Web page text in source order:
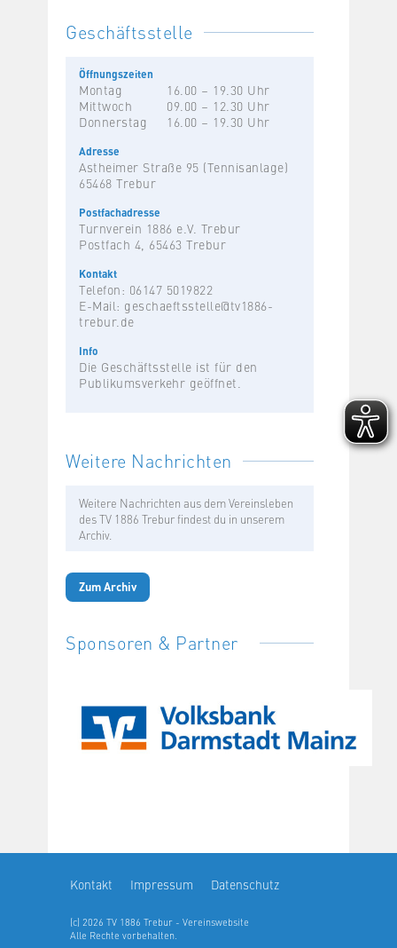
Geschäftsstelle
Öffnungszeiten
Montag
16.00 – 19.30 Uhr
Mittwoch
09.00 – 12.30 Uhr
Donnerstag
16.00 – 19.30 Uhr
Adresse
Astheimer Straße 95 (Tennisanlage)
65468 Trebur
Postfachadresse
Turnverein 1886 e.V. Trebur
Postfach 4, 65463 Trebur
Kontakt
Telefon: 06147 5019822
E-Mail: geschaeftsstelle@tv1886-
trebur.de
Info
Die Geschäftsstelle ist für den
Publikumsverkehr geöffnet.
Weitere Nachrichten
Weitere Nachrichten aus dem Vereinsleben
des TV 1886 Trebur findest du in unserem
Archiv.
Zum Archiv
Sponsoren & Partner
Kontakt Impressum Datenschutz
(c) 2026 TV 1886 Trebur - Vereinswebsite
Alle Rechte vorbehalten.